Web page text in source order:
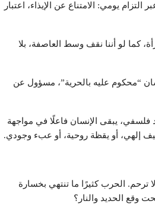
يومي: الامتناع عن الإيذاء، اعتبار
كما لو أننا نقف وسط العاصفة، بلا
“محكوم عليه بالحرية”، مسؤول عن
يبقى الإنسان فاعلًا في مواجهة
إلهي، أو يقظة روحية، أو عبء وجودي.
ترحم. الحرب كثيرًا ما تنتهي بخسارة
وقع الحديد والنار؟